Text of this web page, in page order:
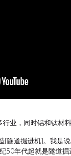
业，同时铝和钛材
[隧道掘进机]。我是
50年代起就是隧道